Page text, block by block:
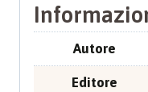
Autore
Editore